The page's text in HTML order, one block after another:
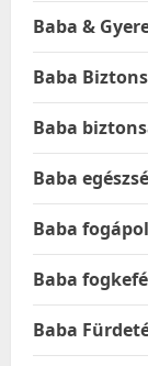
Baba &
Baba
Baba
Baba
Baba
Baba
Baba